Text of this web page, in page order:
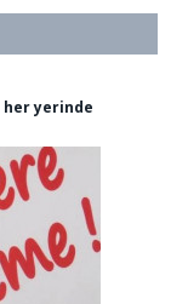
her yerinde